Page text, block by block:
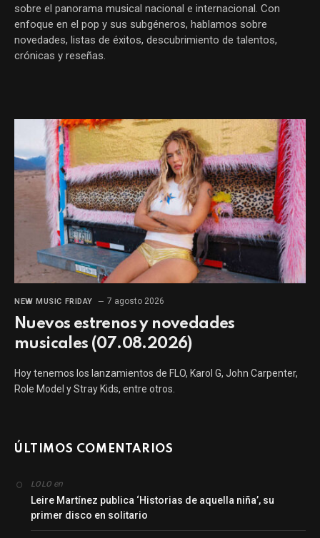
sobre el panorama musical nacional e internacional. Con
enfoque en el pop y sus subgéneros, hablamos sobre
novedades, listas de éxitos, descubrimiento de talentos,
crónicas y reseñas.
NEW MUSIC FRIDAY 7 agosto 2026
Nuevos estrenos y novedades
musicales (07.08.2026)
Hoy tenemos los lanzamientos de FLO, Karol G, John Carpenter,
Role Model y Stray Kids, entre otros.
ÚLTIMOS COMENTARIOS
LOLO en
Leire Martínez publica ‘Historias de aquella niña’, su
primer disco en solitario